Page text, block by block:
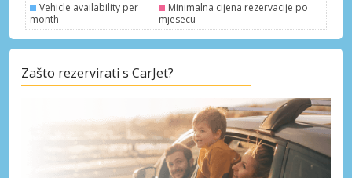
Vehicle availability per
month
Minimalna cijena rezervacije po
mjesecu
Zašto rezervirati s CarJet?
Posebni popusti
Pristupite ekskluzivnim ponudama naših
dobavljača